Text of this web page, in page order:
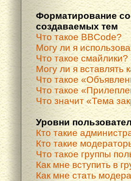
Форматирование
создаваемых тем
Что такое BBCode?
Могу ли я
Что такое смайлики?
Могу ли я вставлять
Что такое
Что такое
Что значит «Тема
Уровни
Кто такие
Кто такие
Что такое группы
Как мне вступить в
Как мне стать